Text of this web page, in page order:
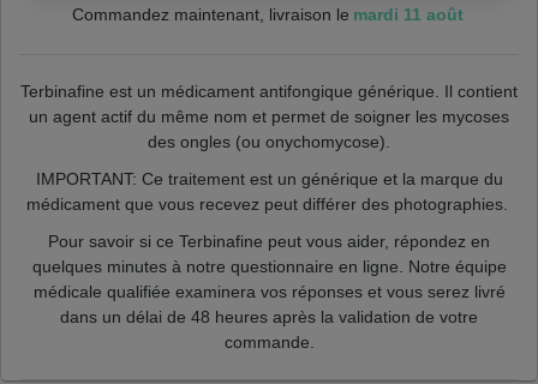
Commandez maintenant, livraison le mardi 11 août
Terbinafine est un médicament antifongique générique. Il contient
un agent actif du même nom et permet de soigner les mycoses
des ongles (ou onychomycose).
IMPORTANT: Ce traitement est un générique et la marque du
médicament que vous recevez peut différer des photographies.
Pour savoir si ce Terbinafine peut vous aider, répondez en
quelques minutes à notre questionnaire en ligne. Notre équipe
médicale qualifiée examinera vos réponses et vous serez livré
dans un délai de 48 heures après la validation de votre
commande.